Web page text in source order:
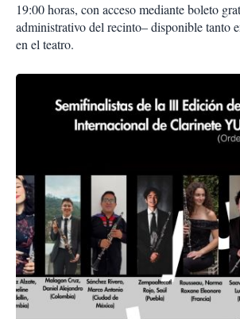
19:00 horas, con acceso mediante boleto
administrativo del recinto– disponible tanto
en el teatro.